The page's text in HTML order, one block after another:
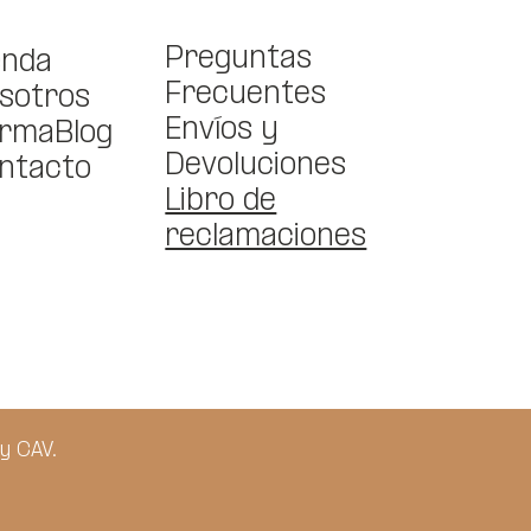
Preguntas
Frecuentes
Envíos y
Devoluciones
Libro de
reclamaciones
CAV.